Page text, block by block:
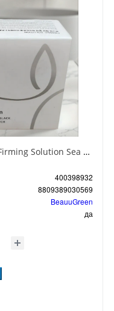
BeauuGreen Hydrogel Eye Patch Firming Solution Sea Cocumber & Black Гидрогелевые патчи для кожи вокруг глаз с экстрактом черного морского огурца 60 шт 90 гр
400398932
8809389030569
BeauuGreen
да